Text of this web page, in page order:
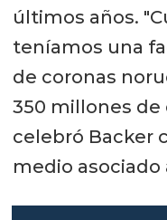
últimos años.
teníamos una
de coronas
350 millones de
celebró Backer
medio asociado